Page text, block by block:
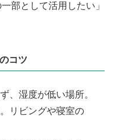
部として活用したい」
コツ
、湿度が低い場所。
リビングや寝室の